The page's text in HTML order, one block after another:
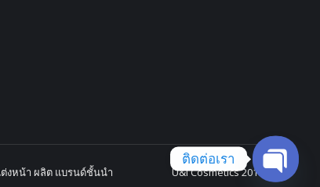
งหน้า ผลิต แบรนด์ชั้นนำ U&I Cosmetics 2018
ติดต่อเรา